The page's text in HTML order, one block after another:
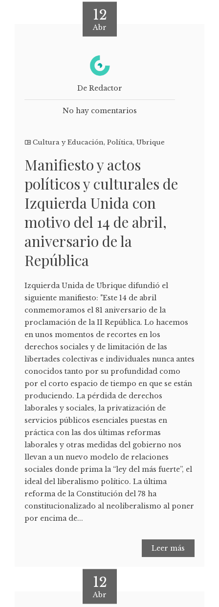
12
Abr
De Redactor
No hay comentarios
Cultura y Educación, Política, Ubrique
Manifiesto y actos
políticos y culturales de
Izquierda Unida con
motivo del 14 de abril,
aniversario de la
República
Izquierda Unida de Ubrique difundió el
siguiente manifiesto: "Este 14 de abril
conmemoramos el 81 aniversario de la
proclamación de la II República. Lo hacemos
en unos momentos de recortes en los
derechos sociales y de limitación de las
libertades colectivas e individuales nunca antes
conocidos tanto por su profundidad como
por el corto espacio de tiempo en que se están
produciendo. La pérdida de derechos
laborales y sociales, la privatización de
servicios públicos esenciales puestas en
práctica con las dos últimas reformas
laborales y otras medidas del gobierno nos
llevan a un nuevo modelo de relaciones
sociales donde prima la “ley del más fuerte”, el
ideal del liberalismo político. La última
reforma de la Constitución del 78 ha
constitucionalizado al neoliberalismo al poner
por encima de...
Leer más
12
Abr